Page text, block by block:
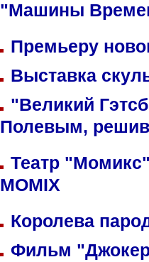
"Машины
Премьеру
Выставка
"Великий
Полевым,
Театр
MOMIX
Королева
Фильм